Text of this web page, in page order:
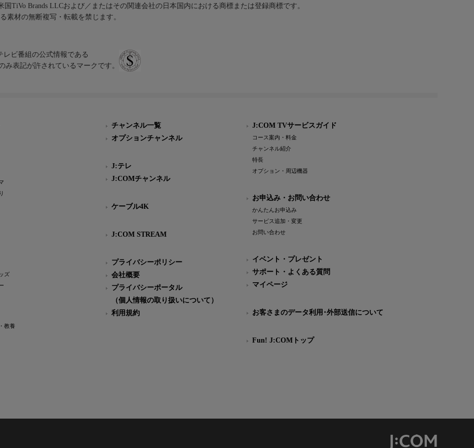
TiVo Brands LLCおよび／またはその関連会社の日本国内における商標または登録商標です。
素材の無断複写・転載を禁じます。
レビ番組の公式情報である
み表記が許されているマークです。
ズ
教養
チャンネル一覧
オプションチャンネル
J:テレ
J:COMチャンネル
ケーブル4K
J:COM STREAM
プライバシーポリシー
会社概要
プライバシーポータル
（個人情報の取り扱いについて）
利用規約
J:COM TVサービスガイド
コース案内・料金
チャンネル紹介
特長
オプション・周辺機器
お申込み・お問い合わせ
かんたんお申込み
サービス追加・変更
お問い合わせ
イベント・プレゼント
サポート・よくある質問
マイページ
お客さまのデータ利用･外部送信について
Fun! J:COMトップ